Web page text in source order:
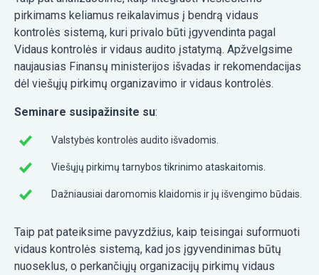
pirkimams keliamus reikalavimus į bendrą vidaus
kontrolės sistemą, kuri privalo būti įgyvendinta pagal
Vidaus kontrolės ir vidaus audito įstatymą. Apžvelgsime
naujausias Finansų ministerijos išvadas ir rekomendacijas
dėl viešųjų pirkimų organizavimo ir vidaus kontrolės.
Seminare susipažinsite su:
Valstybės kontrolės audito išvadomis.
Viešųjų pirkimų tarnybos tikrinimo ataskaitomis.
Dažniausiai daromomis klaidomis ir jų išvengimo būdais.
Taip pat pateiksime pavyzdžius, kaip teisingai suformuoti
vidaus kontrolės sistemą, kad jos įgyvendinimas būtų
nuoseklus, o perkančiųjų organizacijų pirkimų vidaus